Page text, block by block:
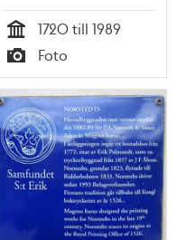
Tid
1720 till 1989
Typ
Foto